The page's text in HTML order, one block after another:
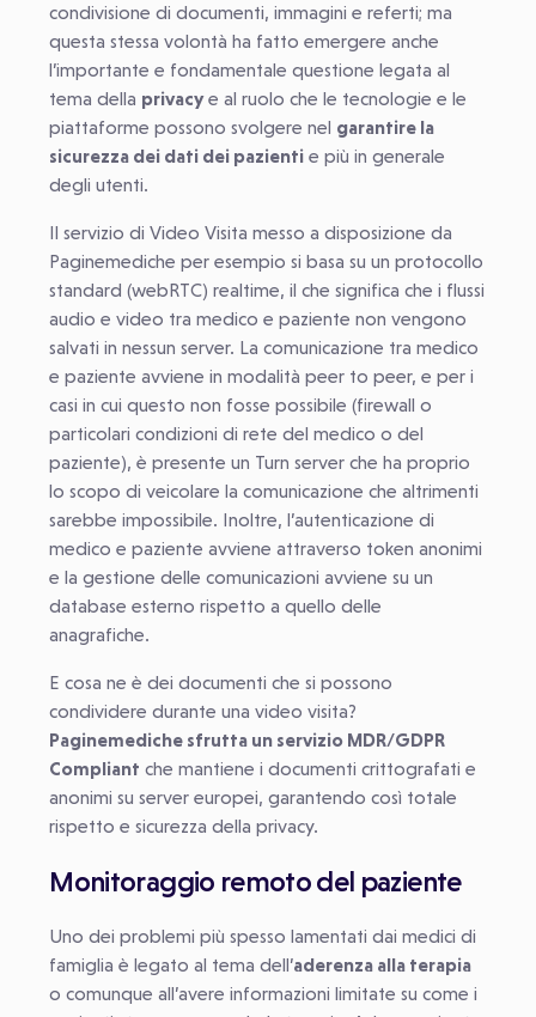
condivisione di documenti, immagini e referti; ma
questa stessa volontà ha fatto emergere anche
l’importante e fondamentale questione legata al
tema della privacye al ruolo che le tecnologie e le
piattaforme possono svolgere nel garantire la
sicurezza dei dati dei pazienti e più in generale
degli utenti.
Il servizio di Video Visita messo a disposizione da
Paginemediche per esempio si basa su un protocollo
standard (webRTC) realtime, il che significa che i flussi
audio e video tra medico e paziente non vengono
salvati in nessun server. La comunicazione tra medico
e paziente avviene in modalità peer to peer, e per i
casi in cui questo non fosse possibile (firewall o
particolari condizioni di rete del medico o del
paziente), è presente un Turn server che ha proprio
lo scopo di veicolare la comunicazione che altrimenti
sarebbe impossibile. Inoltre, l’autenticazione di
medico e paziente avviene attraverso token anonimi
e la gestione delle comunicazioni avviene su un
database esterno rispetto a quello delle
anagrafiche.
E cosa ne è dei documenti che si possono
condividere durante una video visita?
Paginemediche sfrutta un servizio MDR/GDPR
Compliant che mantiene i documenti crittografati e
anonimi su server europei, garantendo così totale
rispetto e sicurezza della privacy.
Monitoraggio remoto del paziente
Uno dei problemi più spesso lamentati dai medici di
famiglia è legato al tema dell’aderenza alla terapia
o comunque all’avere informazioni limitate su come i